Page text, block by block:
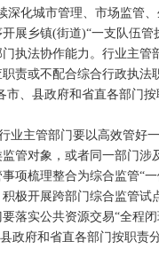
化城市管理、市场监管、
展乡镇(街道)“一支队伍管
执法协作能力。行业主管
责或不配合综合行政执法
、县政府和省直各部门按
主管部门要以高效管好
管对象，或者同一部门涉
项梳理整合为综合监管“
极开展跨部门综合监管试
落实公共资源交易“全程
政府和省直各部门按职责